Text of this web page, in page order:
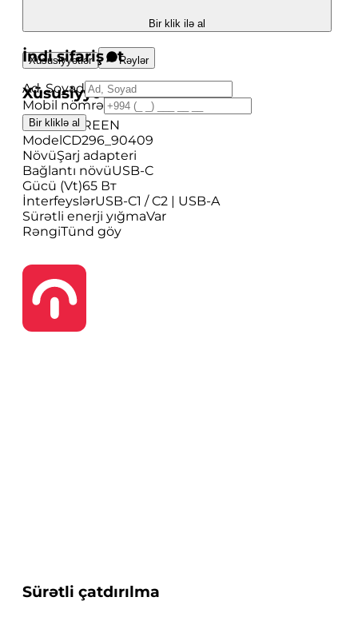
Bir klik ilə al
İndi sifariş et
Ad, Soyad
Mobil nömrə
Bir kliklə al
Xüsusiyyətlər Rəylər
Xüsusiyyətlər
BrendUGREEN
ModelCD296_90409
NövüŞarj adapteri
Bağlantı növüUSB-C
Gücü (Vt)65 Вт
İnterfeyslərUSB-C1 / C2 | USB-A
Sürətli enerji yığmaVar
RəngiTünd göy
Sürətli çatdırılma